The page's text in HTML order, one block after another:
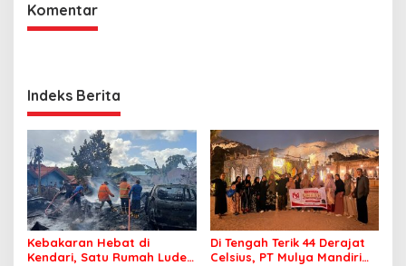
Komentar
Indeks Berita
Kebakaran Hebat di
Kendari, Satu Rumah Ludes
Di Tengah Terik 44 Derajat
Celsius, PT Mulya Mandiri